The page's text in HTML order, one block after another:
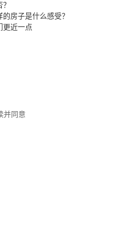
房子是什么感受？
更近一点
并同意